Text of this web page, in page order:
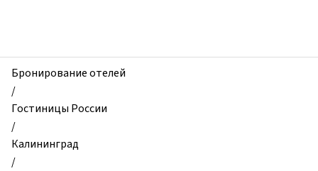
Отель
Асгард,
Калининград,
Россия
Бронирование отелей
/
Гостиницы России
/
Калининград
/